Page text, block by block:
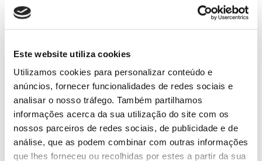
Este website utiliza cookies
Utilizamos cookies para personalizar conteúdo e
anúncios, fornecer funcionalidades de redes sociais e
analisar o nosso tráfego. Também partilhamos
informações acerca da sua utilização do site com os
nossos parceiros de redes sociais, de publicidade e de
análise, que as podem combinar com outras informações
que lhes forneceu ou recolhidas por estes a partir da sua
A Floresta de Natal
O Túnel de Luz
O Labirinto de Luz- Bes Busche
A Foresta Animada
Sinos – Sergio Sebastián
Caixas de presentes
O Castelo de Natal
Blog
Catálogos
Quem somos